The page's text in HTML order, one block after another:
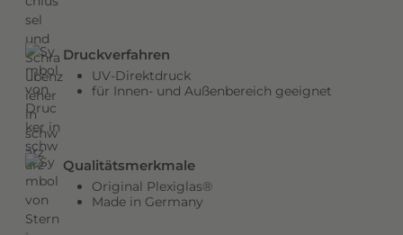
Druckverfahren
UV-Direktdruck
für Innen- und Außenbereich geeignet
Qualitätsmerkmale
Original Plexiglas®
Made in Germany